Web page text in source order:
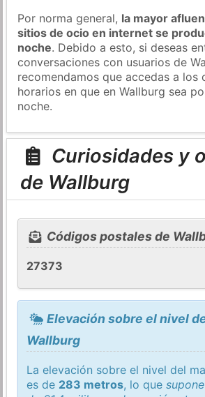
Por norma general, la mayor
sitios de ocio en internet se
noche. Debido a esto, si deseas
conversaciones con usuarios de
recomendamos que accedas a los
horarios en que en Wallburg sea
noche.
Curiosidades y
de Wallburg
Códigos postales de
27373
Elevación sobre el nivel
Wallburg
La elevación sobre el nivel del
es de 283 metros, lo que